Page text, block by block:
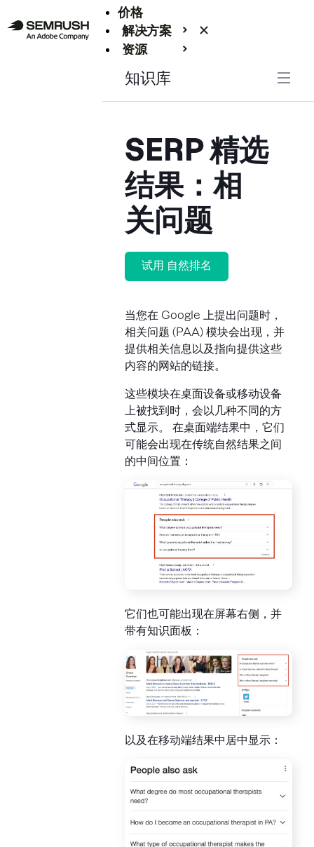
价格
解决方案
资源
Enterprise
知识库
SERP 精选
结果：相
关问题
试用 自然排名
当您在 Google 上提出问题时，
相关问题 (PAA) 模块会出现，并
提供相关信息以及指向提供这些
内容的网站的链接。
这些模块在桌面设备或移动设备
上被找到时，会以几种不同的方
式显示。 在桌面端结果中，它们
可能会出现在传统自然结果之间
的中间位置：
它们也可能出现在屏幕右侧，并
带有知识面板：
以及在移动端结果中居中显示：